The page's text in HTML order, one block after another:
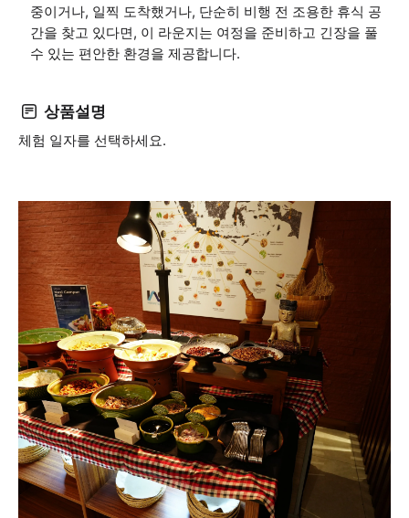
중이거나, 일찍 도착했거나, 단순히 비행 전 조용한 휴식 공
간을 찾고 있다면, 이 라운지는 여정을 준비하고 긴장을 풀
수 있는 편안한 환경을 제공합니다.
상품설명
체험 일자를 선택하세요.